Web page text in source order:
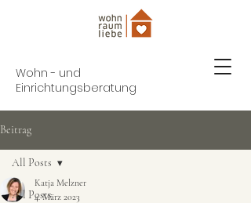
Wohn - und
Einrichtungsberatung
Beitrag
All Posts
All Posts
Katja Melzner
4. März 2023